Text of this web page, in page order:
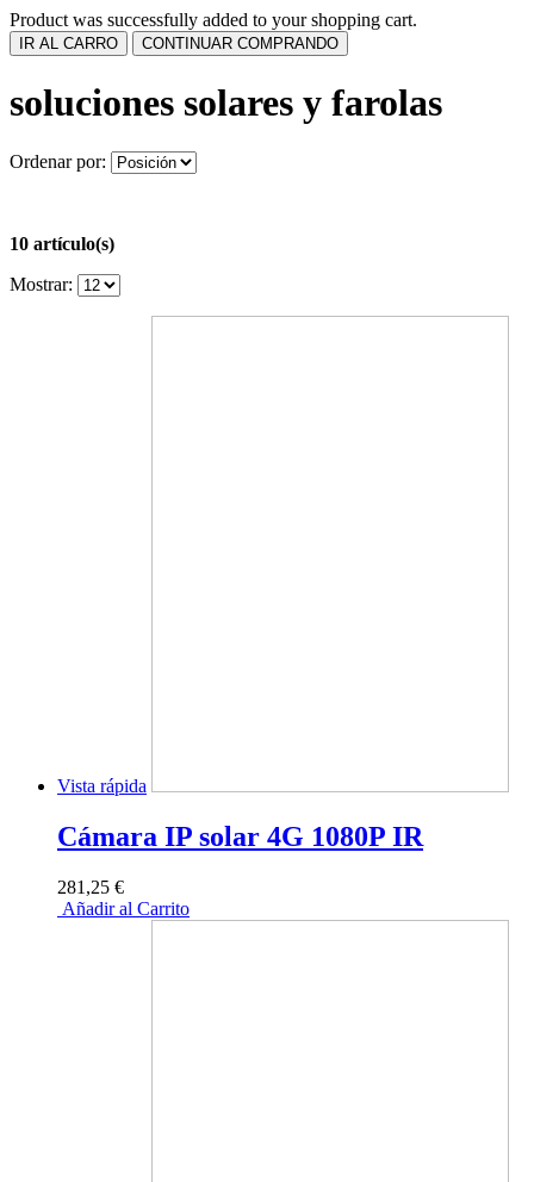
Product was successfully added to your shopping cart.
IR AL CARRO CONTINUAR COMPRANDO
soluciones solares y farolas
Ordenar por:
10 artículo(s)
Mostrar:
Vista rápida
Cámara IP solar 4G 1080P IR
281,25 €
Añadir al Carrito